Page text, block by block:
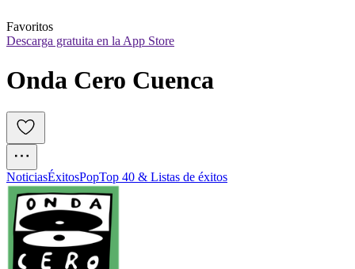
Favoritos
Descarga gratuita en la App Store
Onda Cero Cuenca
NoticiasÉxitosPopTop 40 & Listas de éxitos